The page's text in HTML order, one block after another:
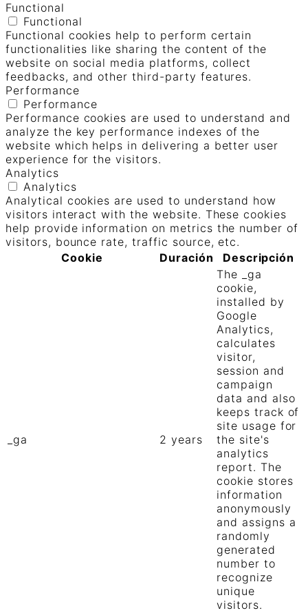
Functional
Functional
Functional cookies help to perform certain
functionalities like sharing the content of the
website on social media platforms, collect
feedbacks, and other third-party features.
Performance
Performance
Performance cookies are used to understand and
analyze the key performance indexes of the
website which helps in delivering a better user
experience for the visitors.
Analytics
Analytics
Analytical cookies are used to understand how
visitors interact with the website. These cookies
help provide information on metrics the number of
visitors, bounce rate, traffic source, etc.
Cookie
Duración Descripción
_ga 2 years
The _ga
cookie,
installed by
Google
Analytics,
calculates
visitor,
session and
campaign
data and also
keeps track of
site usage for
the site's
analytics
report. The
cookie stores
information
anonymously
and assigns a
randomly
generated
number to
recognize
unique
visitors.